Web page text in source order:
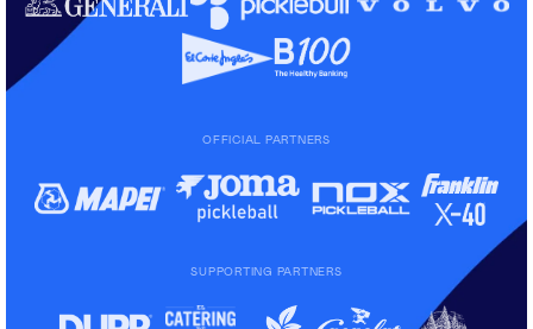
OFFICIAL PARTNERS
SUPPORTING PARTNERS